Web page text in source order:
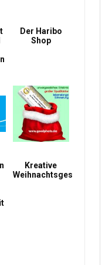
Der Haribo
Shop
Kreative
Weihnachtsgeschenke